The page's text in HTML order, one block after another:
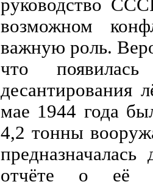
руководство
возможном
важную роль.
что
десантирования
мае 1944 года
4,2 тонны
отчёте о её